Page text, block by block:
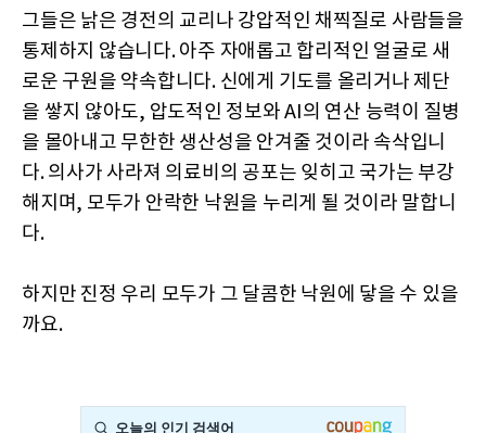
그들은 낡은 경전의 교리나 강압적인 채찍질로 사람들을
통제하지 않습니다. 아주 자애롭고 합리적인 얼굴로 새
로운 구원을 약속합니다. 신에게 기도를 올리거나 제단
을 쌓지 않아도, 압도적인 정보와 AI의 연산 능력이 질병
을 몰아내고 무한한 생산성을 안겨줄 것이라 속삭입니
다. 의사가 사라져 의료비의 공포는 잊히고 국가는 부강
해지며, 모두가 안락한 낙원을 누리게 될 것이라 말합니
다.
하지만 진정 우리 모두가 그 달콤한 낙원에 닿을 수 있을
까요.